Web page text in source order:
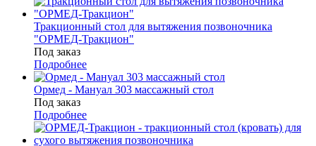
Тракционный стол для вытяжения позвоночника
"ОРМЕД-Тракцион"
Под заказ
Подробнее
Ормед - Мануал 303 массажный стол
Под заказ
Подробнее